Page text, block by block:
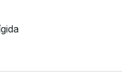
de vida (opcional).
externa